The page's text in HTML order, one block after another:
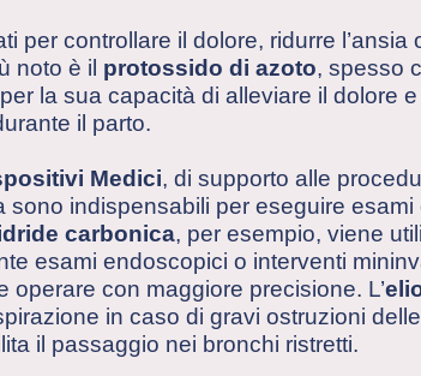
per controllare il dolore, ridurre l’ansia
noto è il protossido di azoto, spesso
la sua capacità di alleviare il dolore
il parto.
Medici, di supporto alle
indispensabili per eseguire esami
carbonica, per esempio, viene
esami endoscopici o interventi
con maggiore precisione. L’
in caso di gravi ostruzioni
il passaggio nei bronchi ristretti.